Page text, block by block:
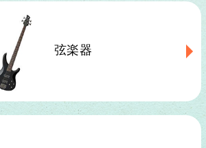
弦楽器